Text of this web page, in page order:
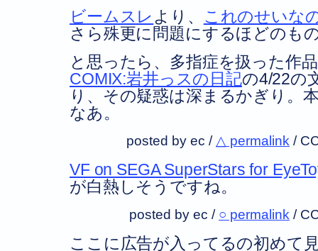
ビームスレ より、 これのせいな
さら殊更に問題にするほどのも
と思ったら、多指症を扱った作
COMIX:岩井っスの日記の4/22の
り、その疑惑は深まるかぎり。
なあ。
posted by ec / △ permalink /
VF on SEGA SuperStars for
が白熱しそうですね。
posted by ec / ○ permalink /
ここに広告が入ってるの初めて